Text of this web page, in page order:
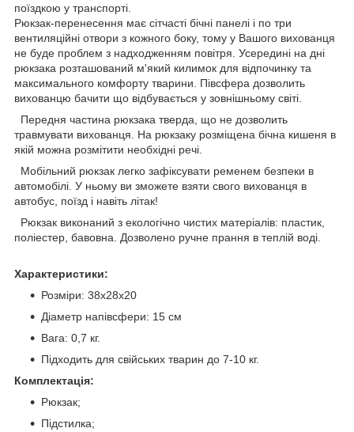
поїздкою у транспорті.
Рюкзак-перенесення має сітчасті бічні панелі і по три
вентиляційні отвори з кожного боку, тому у Вашого вихованця
не буде проблем з надходженням повітря. Усередині на дні
рюкзака розташований м'який килимок для відпочинку та
максимального комфорту тварини. Півсфера дозволить
вихованцю бачити що відбувається у зовнішньому світі.
Передня частина рюкзака тверда, що не дозволить
травмувати вихованця. На рюкзаку розміщена бічна кишеня в
якій можна розмітити необхідні речі.
Мобільний рюкзак легко зафіксувати ременем безпеки в
автомобілі. У ньому ви зможете взяти свого вихованця в
автобус, поїзд і навіть літак!
Рюкзак виконаний з екологічно чистих матеріалів: пластик,
поліестер, бавовна. Дозволено ручне прання в теплій воді.
Характеристики:
Розміри: 38х28х20
Діаметр напівсфери: 15 см
Вага: 0,7 кг.
Підходить для свійських тварин до 7-10 кг.
Комплектація:
Рюкзак;
Підстилка;